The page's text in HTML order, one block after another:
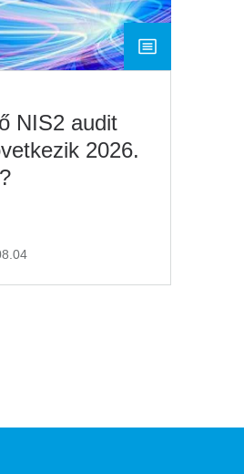
NIS2 audit
2026.